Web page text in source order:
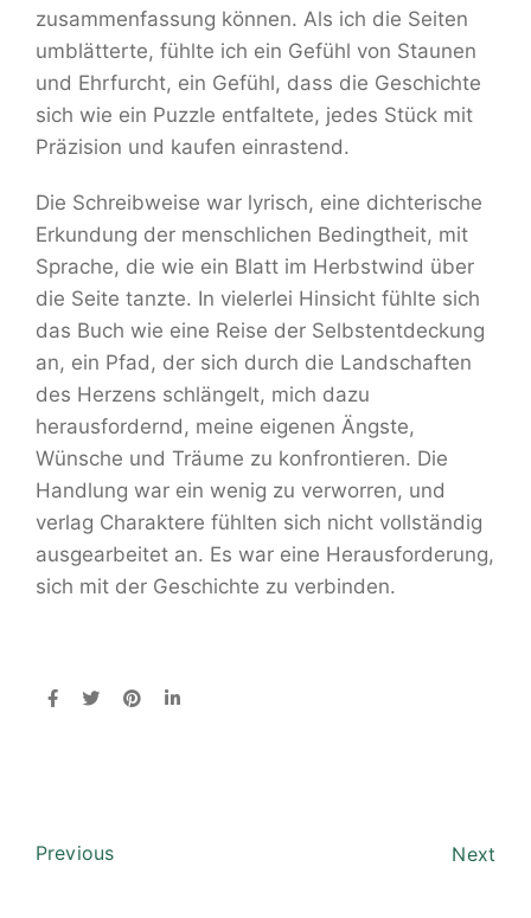
zusammenfassung können. Als ich die Seiten
umblätterte, fühlte ich ein Gefühl von Staunen
und Ehrfurcht, ein Gefühl, dass die Geschichte
sich wie ein Puzzle entfaltete, jedes Stück mit
Präzision und kaufen einrastend.
Die Schreibweise war lyrisch, eine dichterische
Erkundung der menschlichen Bedingtheit, mit
Sprache, die wie ein Blatt im Herbstwind über
die Seite tanzte. In vielerlei Hinsicht fühlte sich
das Buch wie eine Reise der Selbstentdeckung
an, ein Pfad, der sich durch die Landschaften
des Herzens schlängelt, mich dazu
herausfordernd, meine eigenen Ängste,
Wünsche und Träume zu konfrontieren. Die
Handlung war ein wenig zu verworren, und
verlag Charaktere fühlten sich nicht vollständig
ausgearbeitet an. Es war eine Herausforderung,
sich mit der Geschichte zu verbinden.
Previous Next